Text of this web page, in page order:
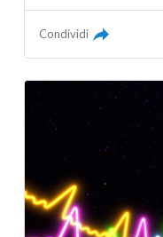
Condividi